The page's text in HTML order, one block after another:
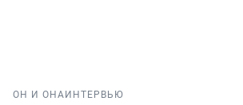
ОН И ОНА ИНТЕРВЬЮ